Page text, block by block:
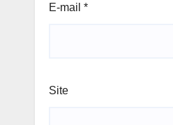
E-mail *
Site